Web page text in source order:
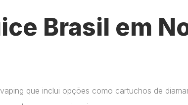
Brasil em
que inclui opções como cartuchos de